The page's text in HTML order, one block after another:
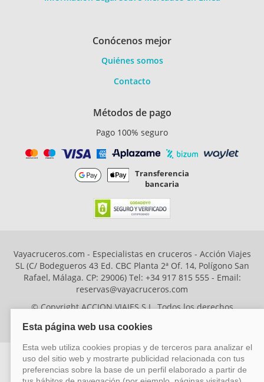
Conócenos mejor
Quiénes somos
Contacto
Métodos de pago
Pago 100% seguro
Transferencia
bancaria
Vayacruceros.com - Especialistas en cruceros - Acción Viajes
SL (C/ Bodegueros 43 Ed. CBC Planta 2ª Of. 14, Polígono San
Rafael, Málaga. CP: 29006) Tel: +34 917 815 555 - Email:
reservas@vayacruceros.com
© Copyright ACCION VIAJES S.L. Todos los derechos